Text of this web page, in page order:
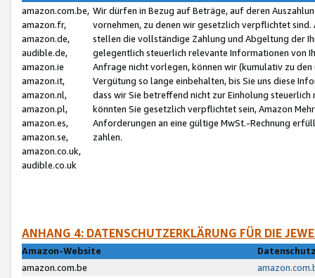
amazon.com.be,
amazon.fr,
amazon.de,
audible.de,
amazon.ie
amazon.it,
amazon.nl,
amazon.pl,
amazon.es,
amazon.se,
amazon.co.uk,
audible.co.uk
Wir dürfen in Bezug auf Beträge, auf deren
vornehmen, zu denen wir gesetzlich verpflichtet
stellen die vollständige Zahlung und Abgeltung der
gelegentlich steuerlich relevante Informationen von
Anfrage nicht vorlegen, können wir (kumulativ zu
Vergütung so lange einbehalten, bis Sie uns diese
dass wir Sie betreffend nicht zur Einholung
könnten Sie gesetzlich verpflichtet sein, Amazon
Anforderungen an eine gültige MwSt.-Rechnung
zahlen.
ANHANG 4: DATENSCHUTZERKLÄRUNG FÜR DIE
Amazon-Website
amazon.com.be